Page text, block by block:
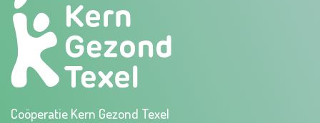
Coöperatie Kern Gezond Texel